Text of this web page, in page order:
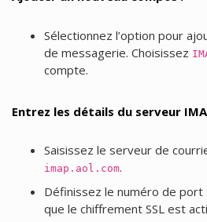
Sélectionnez l’option pour
de messagerie. Choisissez
compte.
Entrez les détails du serveur
Saisissez le serveur de
imap.aol.com.
Définissez le numéro de port
que le chiffrement SSL est